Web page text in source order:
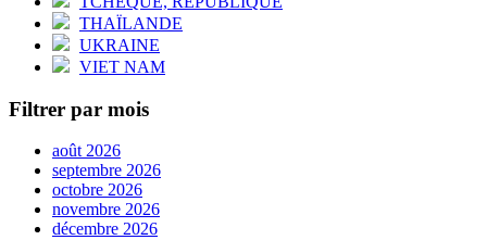
THAÏLANDE
UKRAINE
VIET NAM
Filtrer par mois
août 2026
septembre 2026
octobre 2026
novembre 2026
décembre 2026